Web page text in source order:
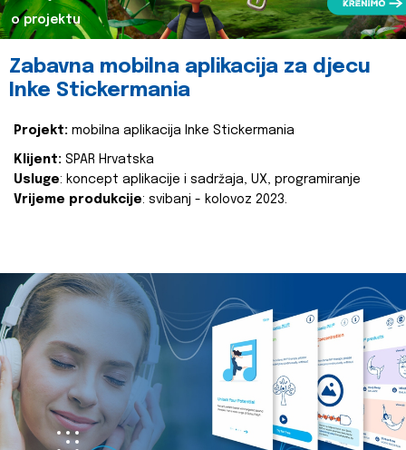
o projektu
Zabavna mobilna aplikacija za djecu
Inke Stickermania
Projekt: mobilna aplikacija Inke Stickermania
Klijent: SPAR Hrvatska
Usluge: koncept aplikacije i sadržaja, UX, programiranje
Vrijeme produkcije: svibanj - kolovoz 2023.